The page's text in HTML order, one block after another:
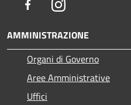
FacebookInstagram
AMMINISTRAZIONE
Organi di Governo
Aree Amministrative
Uffici